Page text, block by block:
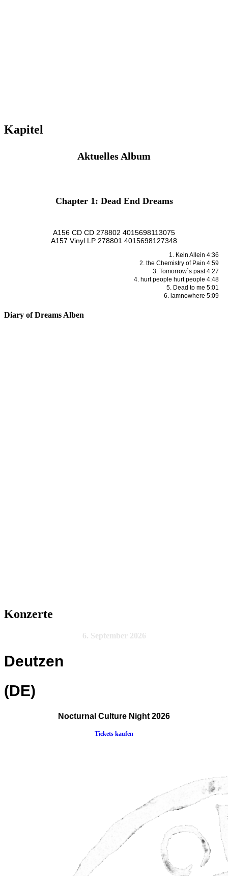
Kapitel
Aktuelles Album
Chapter 1: Dead End Dreams
A156 CD CD 278802 4015698113075
A157 Vinyl LP 278801 4015698127348
1. Kein Allein 4:36
2. the Chemistry of Pain 4:59
3. Tomorrow´s past 4:27
4. hurt people hurt people 4:48
5. Dead to me 5:01
6. iamnowhere 5:09
Diary of Dreams Alben
Konzerte
6. September 2026
Deutzen
(DE)
Nocturnal Culture Night 2026
Tickets kaufen